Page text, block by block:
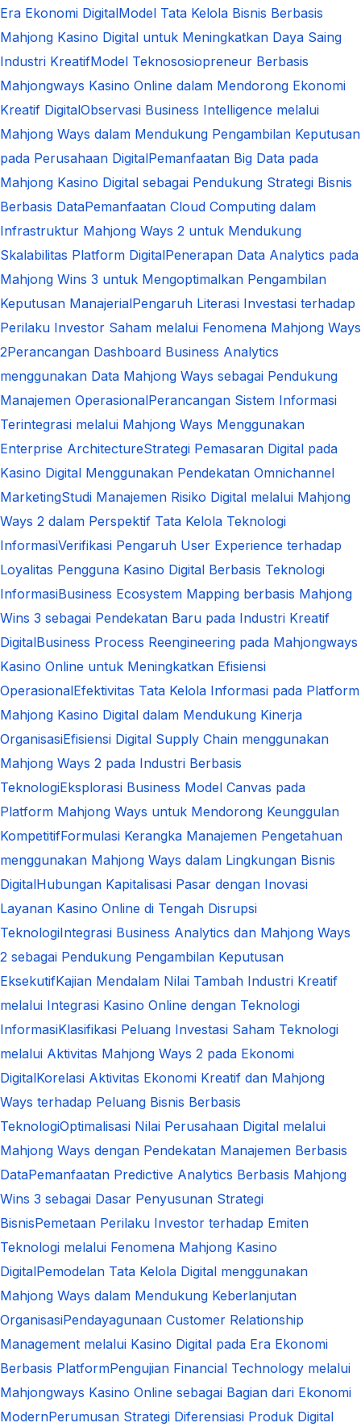
Era Ekonomi DigitalModel Tata Kelola Bisnis Berbasis
Mahjong Kasino Digital untuk Meningkatkan Daya Saing
Industri KreatifModel Teknososiopreneur Berbasis
Mahjongways Kasino Online dalam Mendorong Ekonomi
Kreatif DigitalObservasi Business Intelligence melalui
Mahjong Ways dalam Mendukung Pengambilan Keputusan
pada Perusahaan DigitalPemanfaatan Big Data pada
Mahjong Kasino Digital sebagai Pendukung Strategi Bisnis
Berbasis DataPemanfaatan Cloud Computing dalam
Infrastruktur Mahjong Ways 2 untuk Mendukung
Skalabilitas Platform DigitalPenerapan Data Analytics pada
Mahjong Wins 3 untuk Mengoptimalkan Pengambilan
Keputusan ManajerialPengaruh Literasi Investasi terhadap
Perilaku Investor Saham melalui Fenomena Mahjong Ways
2Perancangan Dashboard Business Analytics
menggunakan Data Mahjong Ways sebagai Pendukung
Manajemen OperasionalPerancangan Sistem Informasi
Terintegrasi melalui Mahjong Ways Menggunakan
Enterprise ArchitectureStrategi Pemasaran Digital pada
Kasino Digital Menggunakan Pendekatan Omnichannel
MarketingStudi Manajemen Risiko Digital melalui Mahjong
Ways 2 dalam Perspektif Tata Kelola Teknologi
InformasiVerifikasi Pengaruh User Experience terhadap
Loyalitas Pengguna Kasino Digital Berbasis Teknologi
InformasiBusiness Ecosystem Mapping berbasis Mahjong
Wins 3 sebagai Pendekatan Baru pada Industri Kreatif
DigitalBusiness Process Reengineering pada Mahjongways
Kasino Online untuk Meningkatkan Efisiensi
OperasionalEfektivitas Tata Kelola Informasi pada Platform
Mahjong Kasino Digital dalam Mendukung Kinerja
OrganisasiEfisiensi Digital Supply Chain menggunakan
Mahjong Ways 2 pada Industri Berbasis
TeknologiEksplorasi Business Model Canvas pada
Platform Mahjong Ways untuk Mendorong Keunggulan
KompetitifFormulasi Kerangka Manajemen Pengetahuan
menggunakan Mahjong Ways dalam Lingkungan Bisnis
DigitalHubungan Kapitalisasi Pasar dengan Inovasi
Layanan Kasino Online di Tengah Disrupsi
TeknologiIntegrasi Business Analytics dan Mahjong Ways
2 sebagai Pendukung Pengambilan Keputusan
EksekutifKajian Mendalam Nilai Tambah Industri Kreatif
melalui Integrasi Kasino Online dengan Teknologi
InformasiKlasifikasi Peluang Investasi Saham Teknologi
melalui Aktivitas Mahjong Ways 2 pada Ekonomi
DigitalKorelasi Aktivitas Ekonomi Kreatif dan Mahjong
Ways terhadap Peluang Bisnis Berbasis
TeknologiOptimalisasi Nilai Perusahaan Digital melalui
Mahjong Ways dengan Pendekatan Manajemen Berbasis
DataPemanfaatan Predictive Analytics Berbasis Mahjong
Wins 3 sebagai Dasar Penyusunan Strategi
BisnisPemetaan Perilaku Investor terhadap Emiten
Teknologi melalui Fenomena Mahjong Kasino
DigitalPemodelan Tata Kelola Digital menggunakan
Mahjong Ways dalam Mendukung Keberlanjutan
OrganisasiPendayagunaan Customer Relationship
Management melalui Kasino Digital pada Era Ekonomi
Berbasis PlatformPengujian Financial Technology melalui
Mahjongways Kasino Online sebagai Bagian dari Ekonomi
ModernPerumusan Strategi Diferensiasi Produk Digital